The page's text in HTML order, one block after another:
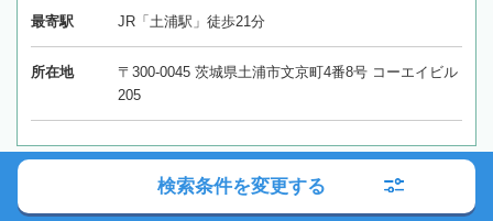
最寄駅 JR「土浦駅」徒歩21分
所在地
〒300-0045 茨城県土浦市文京町4番8号 コーエイビル
205
全29件中1~29件を表示
検索条件を変更する